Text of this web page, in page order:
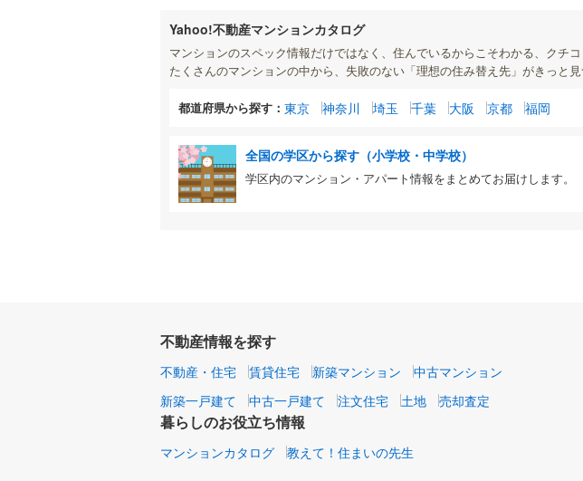
Yahoo!不動産マンションカタログ
マンションのスペック情報だけではなく、住んでいるからこそわかる、クチコ
たくさんのマンションの中から、失敗のない「理想の住み替え先」がきっと見
都道府県から探す： 東京 神奈川 埼玉 千葉 大阪 京都 福岡
全国の学区から探す（小学校・中学校）
学区内のマンション・アパート情報をまとめてお届けします。
不動産情報を探す
不動産・住宅 賃貸住宅 新築マンション
中古マンション
新築一戸建て
中古一戸建て 注文住宅 土地 売却査定
暮らしのお役立ち情報
マンションカタログ 教えて！住まいの先生